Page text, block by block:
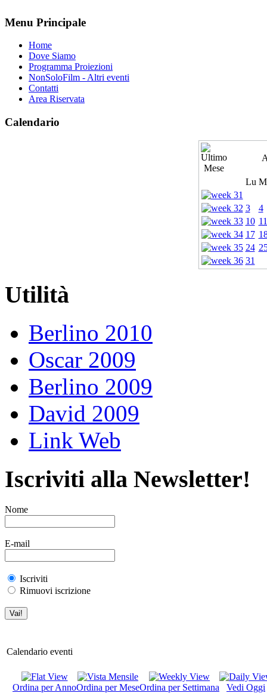
Menu Principale
Home
Dove Siamo
Programma Proiezioni
NonSoloFilm - Altri eventi
Contatti
Area Riservata
Calendario
Lu
3
4
10 11
17
24
31
Utilità
Berlino 2010
Oscar 2009
Berlino 2009
David 2009
Link Web
Iscriviti alla Newsletter!
Nome
E-mail
Iscriviti
Rimuovi iscrizione
Calendario eventi
Ordina per AnnoOrdina per MeseOrdina per Settimana
Vedi Oggi